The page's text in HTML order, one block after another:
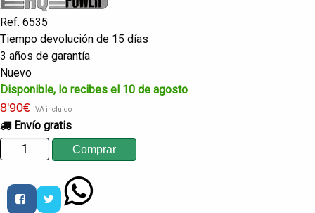
Ref. 6535
Tiempo devolución de 15 días
3 años de garantía
Nuevo
Disponible, lo recibes el 10 de agosto
8'90€ IVA incluido
Envío gratis